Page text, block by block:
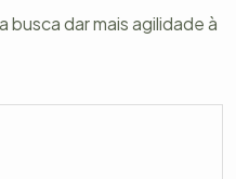
busca dar mais agilidade à